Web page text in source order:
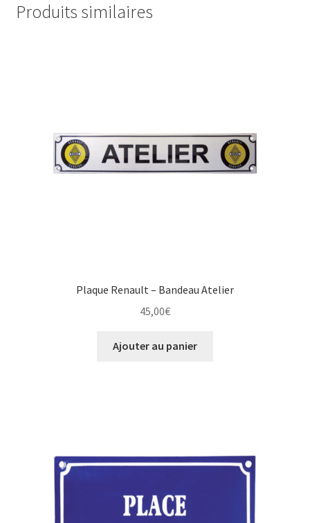
Produits similaires
Plaque Renault – Bandeau Atelier
45,00€
Ajouter au panier